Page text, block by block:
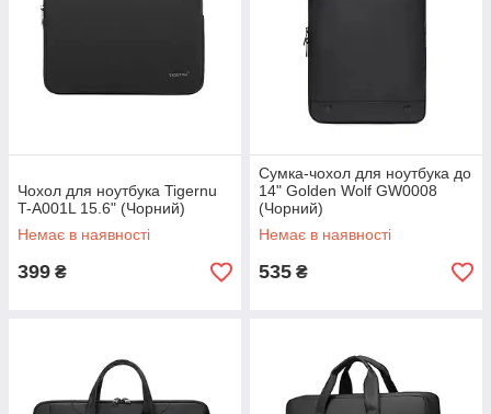
Чохол для ноутбука Tigernu
T-A001L 15.6" (Чорний)
Немає в наявності
399 ₴
Сумка-чохол для ноутбука до
14" Golden Wolf GW0008
(Чорний)
Немає в наявності
535 ₴